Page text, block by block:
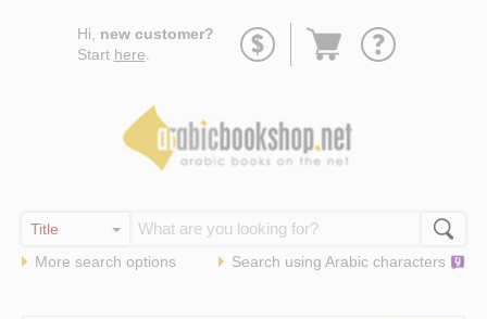
Hi, new customer?
Start here
Go
More search options Search using Arabic characters